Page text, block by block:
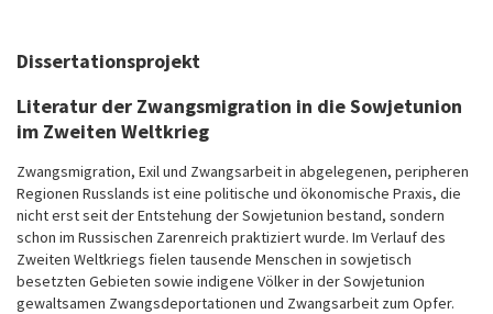
Dissertationsprojekt
Literatur der Zwangsmigration in die Sowjetunion
im Zweiten Weltkrieg
Zwangsmigration, Exil und Zwangsarbeit in abgelegenen, peripheren
Regionen Russlands ist eine politische und ökonomische Praxis, die
nicht erst seit der Entstehung der Sowjetunion bestand, sondern
schon im Russischen Zarenreich praktiziert wurde. Im Verlauf des
Zweiten Weltkriegs fielen tausende Menschen in sowjetisch
besetzten Gebieten sowie indigene Völker in der Sowjetunion
gewaltsamen Zwangsdeportationen und Zwangsarbeit zum Opfer.